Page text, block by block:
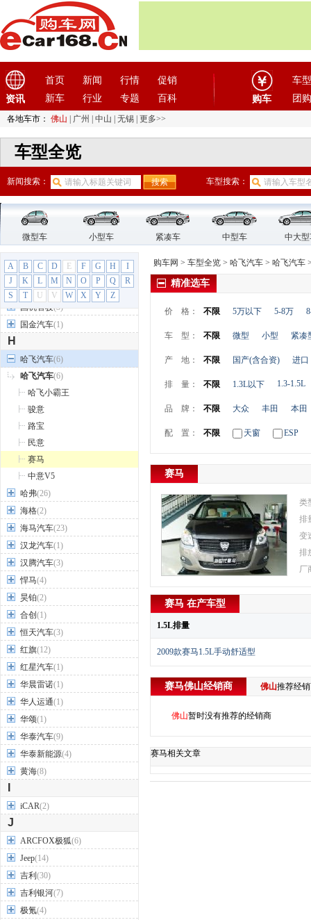
资讯
首页 新闻 行情
促销
新车
行业 专题 百科 购车
车型
团购
各地车市： 佛山 广州 中山 无锡 更多>>
车型全览
新闻搜索： 车型搜索：
微型车 小型车 紧凑车 中型车 中大
A B C D E F G H
I
J
K L M N O P Q
R
S
T U V W X Y Z
法拉利(10)
方程豹(1)
飞凡汽车
(1)
菲亚特(9)
丰田
(60)
枫叶汽车(2)
福迪(4)
福特(31)
福田汽车(18)
G
GMC(4)
观致(3)
广汽传祺
广汽集团(2)
广汽蔚来(1)
国机智骏 (3)
国金汽车(1)
H
哈飞汽车(6)
哈飞汽车(6)
哈飞小霸王
骏意
路宝
民意
赛马
中意V5
哈弗(26)
海格(2)
海马汽车(23)
汉龙汽车(1)
汉腾汽车(3)
悍马(4)
昊铂(2)
合创 (1)
恒天汽车(3)
红旗(12)
红星汽车(1)
华晨雷诺(1)
华人运通(1)
华颂(1)
华泰汽车(9)
华泰新能源(4)
黄海(8)
iCAR(2)
J
ARCFOX极狐(6)
Jeep(14)
吉利 (30)
吉利银河(7)
极氪(4)
购车网 > 车型全览 > 哈飞汽车 > 哈飞汽车
精准选车
价 格： 不限 5万以下 5-8万
车 型： 不限 微型 小型 紧凑
产 地： 不限 国产(含合资) 进口
排 量： 不限 1.3L以下 1.3-1.5L
品 牌： 不限 大众 丰田 本田
配 置： 不限 天窗 ESP
赛马
类
排
变
排
厂
赛马 在产车型
1.5L排量
2009款赛马1.5L手动舒适型
赛马佛山经销商 佛山推荐经
佛山暂时没有推荐的经销商
赛马相关文章